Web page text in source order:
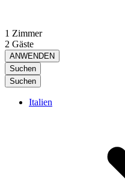
1 Zimmer
2 Gäste
ANWENDEN
Suchen
Suchen
Italien